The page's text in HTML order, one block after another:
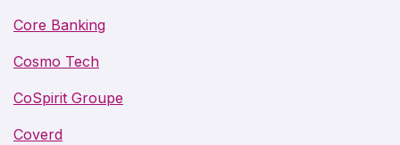
Core Banking
Cosmo Tech
CoSpirit Groupe
Coverd